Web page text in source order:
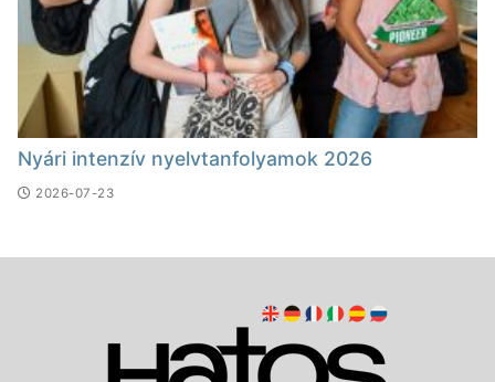
Nyári intenzív nyelvtanfolyamok 2026
2026-07-23